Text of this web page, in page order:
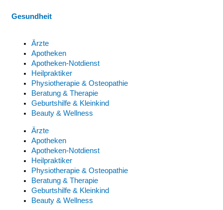
Gesundheit
Ärzte
Apotheken
Apotheken-Notdienst
Heilpraktiker
Physiotherapie & Osteopathie
Beratung & Therapie
Geburtshilfe & Kleinkind
Beauty & Wellness
Ärzte
Apotheken
Apotheken-Notdienst
Heilpraktiker
Physiotherapie & Osteopathie
Beratung & Therapie
Geburtshilfe & Kleinkind
Beauty & Wellness